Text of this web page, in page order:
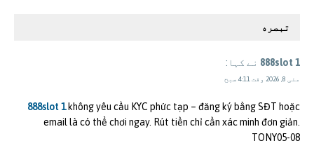
تبصره
888slot 1 نے کہا:
مئی 8, 2026 وقت 4:11 صبح
888slot 1không yêu cầu KYC phức tạp – đăng ký bằng SĐT hoặc
email là có thể chơi ngay. Rút tiền chỉ cần xác minh đơn giản.
TONY05-08